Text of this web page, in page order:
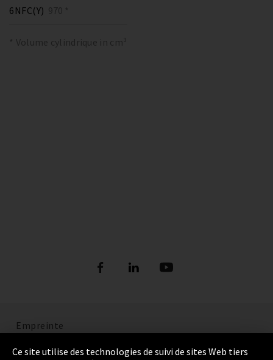
6NFC(Y) 970 *
* Volume cylindrique in cm³
Empreinte
Politique de confidentialité
Ce site utilise des technologies de suivi de sites Web tiers